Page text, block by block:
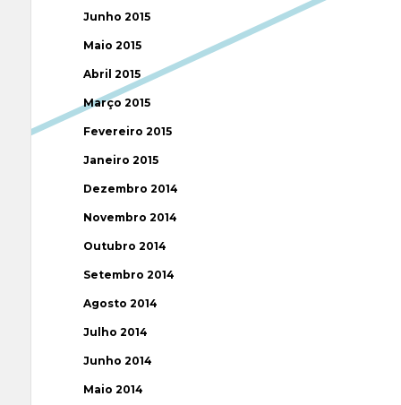
Junho 2015
Maio 2015
Abril 2015
Março 2015
Fevereiro 2015
Janeiro 2015
Dezembro 2014
Novembro 2014
Outubro 2014
Setembro 2014
Agosto 2014
Julho 2014
Junho 2014
Maio 2014